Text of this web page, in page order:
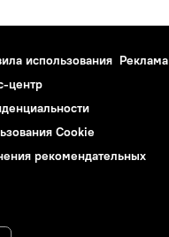
использования Реклама
центр
Cookie
рекомендательных